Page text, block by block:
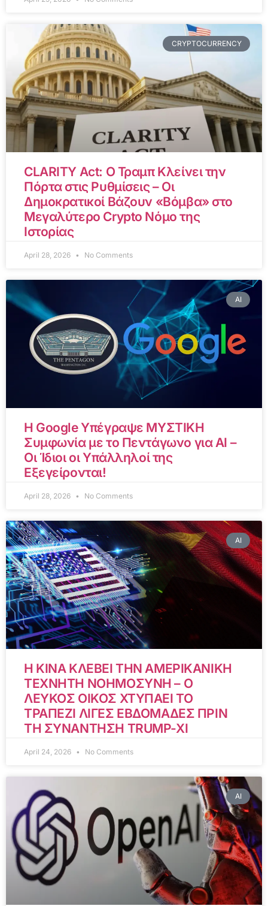
CRYPTOCURRENCY
CLARITY Act: Ο Τραμπ Κλείνει την
Πόρτα στις Ρυθμίσεις – Οι
Δημοκρατικοί Βάζουν «Βόμβα» στο
Μεγαλύτερο Crypto Νόμο της
Ιστορίας
April 28, 2026 No Comments
AI
Η Google Υπέγραψε ΜΥΣΤΙΚΗ
Συμφωνία με το Πεντάγωνο για AI –
Οι Ίδιοι οι Υπάλληλοί της
Εξεγείρονται!
April 28, 2026 No Comments
AI
Η ΚΙΝΑ ΚΛΕΒΕΙ ΤΗΝ ΑΜΕΡΙΚΑΝΙΚΗ
ΤΕΧΝΗΤΗ ΝΟΗΜΟΣΥΝΗ – Ο
ΛΕΥΚΟΣ ΟΙΚΟΣ ΧΤΥΠΑΕΙ ΤΟ
ΤΡΑΠΕΖΙ ΛΙΓΕΣ ΕΒΔΟΜΑΔΕΣ ΠΡΙΝ
ΤΗ ΣΥΝΑΝΤΗΣΗ TRUMP-XI
April 24, 2026 No Comments
AI